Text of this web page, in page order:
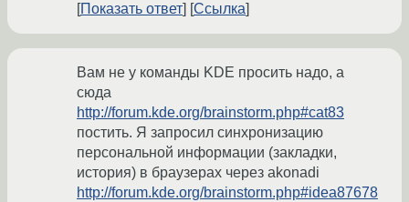
Показать ответ
Ссылка
Вам не у команды KDE просить надо, а
сюда
http://forum.kde.org/brainstorm.php#cat83
постить. Я запросил синхронизацию
персональной информации (закладки,
история) в браузерах через akonadi
http://forum.kde.org/brainstorm.php#idea87678